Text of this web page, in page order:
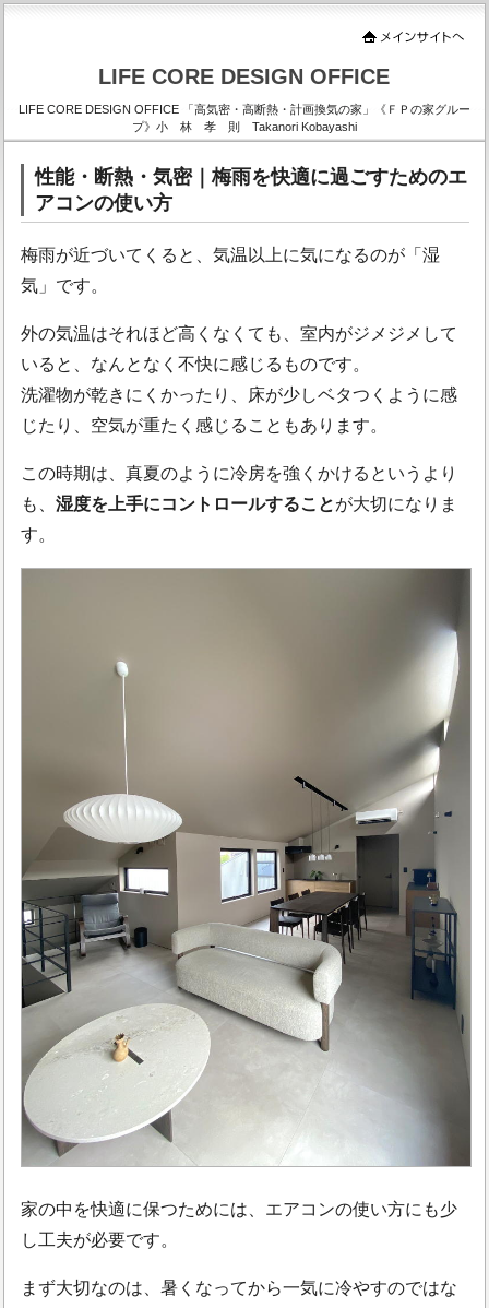
LIFE CORE DESIGN OFFICE
LIFE CORE DESIGN OFFICE 「高気密・高断熱・計画換気の家」《ＦＰの家グルー
プ》小 林 孝 則 Takanori Kobayashi
性能・断熱・気密｜梅雨を快適に過ごすためのエ
アコンの使い方
梅雨が近づいてくると、気温以上に気になるのが「湿
気」です。
外の気温はそれほど高くなくても、室内がジメジメして
いると、なんとなく不快に感じるものです。
洗濯物が乾きにくかったり、床が少しベタつくように感
じたり、空気が重たく感じることもあります。
この時期は、真夏のように冷房を強くかけるというより
も、湿度を上手にコントロールすることが大切になりま
す。
家の中を快適に保つためには、エアコンの使い方にも少
し工夫が必要です。
まず大切なのは、暑くなってから一気に冷やすのではな